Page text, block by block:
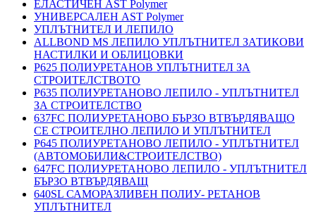
ЕЛАСТИЧЕН AST Polymer
УНИВЕРСАЛЕН AST Polymer
УПЛЪТНИТЕЛ И ЛЕПИЛО
ALLBOND MS ЛЕПИЛО УПЛЪТНИТЕЛ ЗАТИКОВИ
НАСТИЛКИ И ОБЛИЦОВКИ
P625 ПОЛИУРЕТАНОВ УПЛЪТНИТЕЛ ЗА
СТРОИТЕЛСТВОТО
P635 ПОЛИУРЕТАНОВО ЛЕПИЛО - УПЛЪТНИТЕЛ
ЗА СТРОИТЕЛСТВО
637FC ПОЛИУРЕТАНОВО БЪРЗО ВТВЪРДЯВАЩО
СЕ СТРОИТЕЛНО ЛЕПИЛО И УПЛЪТНИТЕЛ
P645 ПОЛИУРЕТАНОВО ЛЕПИЛО - УПЛЪТНИТЕЛ
(АВТОМОБИЛИ&СТРОИТЕЛСТВО)
647FC ПОЛИУРЕТАНОВО ЛЕПИЛО - УПЛЪТНИТЕЛ
БЪРЗО ВТВЪРДЯВАЩ
640SL САМОРАЗЛИВЕН ПОЛИУ- РЕТАНОВ
УПЛЪТНИТЕЛ